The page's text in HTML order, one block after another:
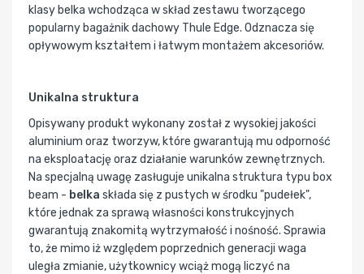
klasy belka wchodząca w skład zestawu tworzącego
popularny bagażnik dachowy Thule Edge. Odznacza się
opływowym kształtem i łatwym montażem akcesoriów.
Unikalna struktura
Opisywany produkt wykonany został z wysokiej jakości
aluminium oraz tworzyw, które gwarantują mu odporność
na eksploatację oraz działanie warunków zewnętrznych.
Na specjalną uwagę zasługuje unikalna struktura typu box
beam - belka składa się z pustych w środku "pudełek",
które jednak za sprawą własności konstrukcyjnych
gwarantują znakomitą wytrzymałość i nośność. Sprawia
to, że mimo iż względem poprzednich generacji waga
uległa zmianie, użytkownicy wciąż mogą liczyć na